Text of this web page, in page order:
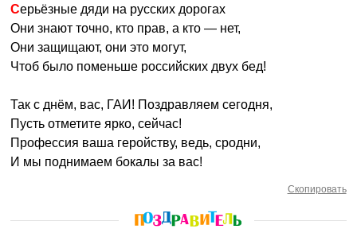
Серьёзные дяди на русских дорогах
Они знают точно, кто прав, а кто — нет,
Они защищают, они это могут,
Чтоб было поменьше российских двух бед!
Так с днём, вас, ГАИ! Поздравляем сегодня,
Пусть отметите ярко, сейчас!
Профессия ваша геройству, ведь, сродни,
И мы поднимаем бокалы за вас!
Скопировать